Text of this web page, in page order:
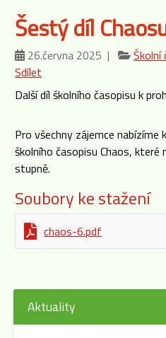
Šestý díl
26.června 2025 | Školní
Sdílet
Další díl školního časopisu k
Pro všechny zájemce
školního časopisu Chaos, které
stupně.
Soubory ke stažení
chaos-6.pdf
Aktuality